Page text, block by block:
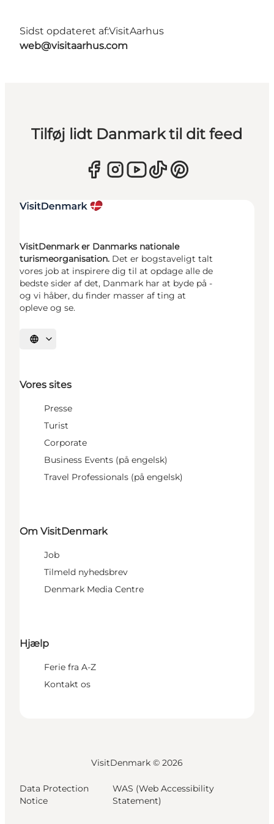
Sidst opdateret af:VisitAarhus
web@visitaarhus.com
Tilføj lidt Danmark til dit feed
VisitDenmark er Danmarks nationale
turismeorganisation. Det er bogstaveligt talt
vores job at inspirere dig til at opdage alle de
bedste sider af det, Danmark har at byde på -
og vi håber, du finder masser af ting at
opleve og se.
Vælg sprog
Vores sites
Presse
Turist
Corporate
Business Events (på engelsk)
Travel Professionals (på engelsk)
Om VisitDenmark
Job
Tilmeld nyhedsbrev
Denmark Media Centre
Hjælp
Ferie fra A-Z
Kontakt os
VisitDenmark © 2026
Data Protection
Notice
WAS (Web Accessibility
Statement)